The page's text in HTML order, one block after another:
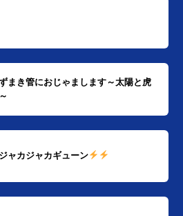
まき管におじゃまします～太陽と虎
ャカジャカギューン